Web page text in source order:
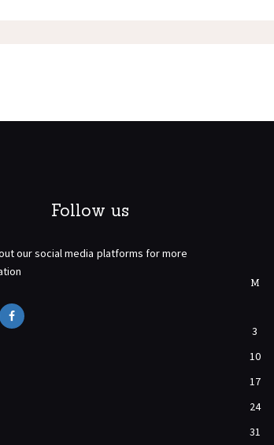
Follow us
our social media platforms for more
M
3
10
17
24
31